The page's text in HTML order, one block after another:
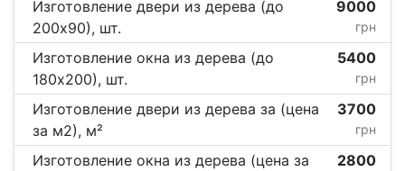
Изготовление двери из дерева (до
200х90), шт.
9000
грн
Изготовление окна из дерева (до
180х200), шт.
5400
грн
Изготовление двери из дерева за (цена
за м2), м²
3700
грн
Изготовление окна из дерева (цена за
2800